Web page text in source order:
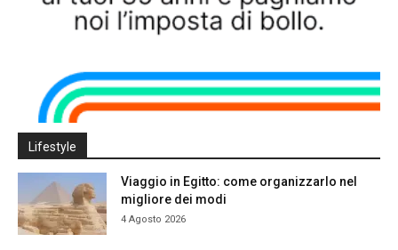
Lifestyle
Viaggio in Egitto: come organizzarlo nel
migliore dei modi
4 Agosto 2026